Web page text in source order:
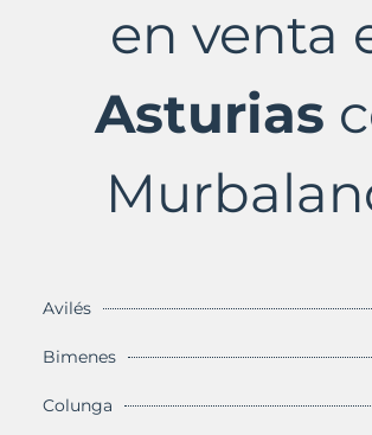
en venta
Asturias
Avilés
Bimenes
Colunga